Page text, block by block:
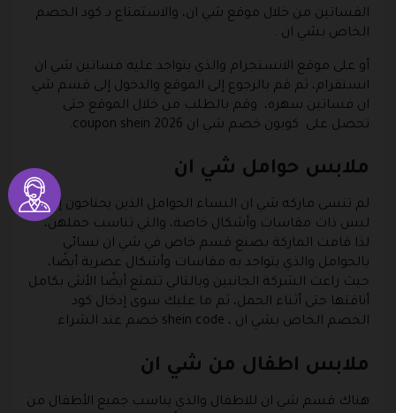
الفساتين من خلال موقع شي ان، والاستمتاع بـ كود الخصم
الخاص بشي ان .
أو على موقع الانستجرام والذي يتواجد عليه فساتين شي ان
انستقرام، ثم قم بالرجوع إلى الموقع والدخول إلى قسم شي
ان فساتين سهره، وقم بالطلب من خلال الموقع حتى
تحصل على كوبون خصم شي ان 2026 coupon shein.
ملابس حوامل شي ان
لم تنسى ماركه شي ان النساء الحوامل الذين يحتاجون إلى
لبس ذات مقاسات وأشكال خاصة، والتي تناسب حملهن،
لذا قامت الماركة بصنع قسم خاص في شي ان نسائي
بالحوامل والذي يتواجد به مقاسات وأشكال عصرية أيضًا،
حيث راعت الشركة الجانبين وبالتالي تتمتع أيضًا الأنثى بكامل
أناقتها حتى أثناء الحمل، ثم ما عليك سوى إدخال كود
الخصم الخاص بشي ان ، shein code خصم عند الشراء.
ملابس اطفال من شي ان
هناك قسم شي ان للاطفال والذي يناسب جميع الأطفال من